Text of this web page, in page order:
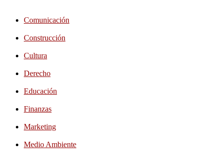
Comunicación
Construcción
Cultura
Derecho
Educación
Finanzas
Marketing
Medio Ambiente